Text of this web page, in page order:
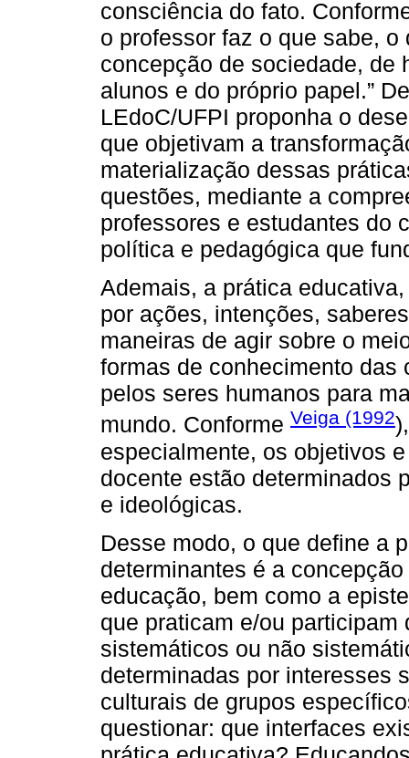
consciência do fato.
o professor faz o que sabe,
concepção de sociedade, de
alunos e do próprio papel.”
LEdoC/UFPI proponha o
que objetivam a
materialização dessas
questões, mediante a
professores e estudantes do
política e pedagógica que
Ademais, a prática
por ações, intenções,
maneiras de agir sobre o
formas de conhecimento
pelos seres humanos para
mundo. Conforme Veiga (1992
especialmente, os objetivos
docente estão determinados
e ideológicas.
Desse modo, o que define a
determinantes é a
educação, bem como a
que praticam e/ou
sistemáticos ou não
determinadas por interesses
culturais de grupos
questionar: que interfaces